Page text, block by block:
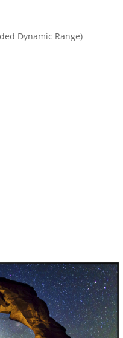
Dynamic Range)